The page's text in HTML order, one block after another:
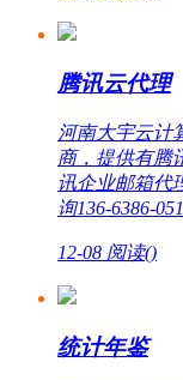
腾讯云代理
河南大宇云计
商，提供有腾
讯企业邮箱代
询136-6386-
12-08 阅读()
统计年鉴